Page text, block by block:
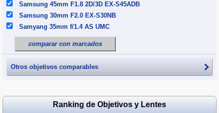
Samsung 45mm F1.8 2D/3D EX-S45ADB
Samsung 30mm F2.0 EX-S30NB
Samyang 35mm f/1.4 AS UMC
comparar con marcados
Otros objetivos comparables
Ranking de Objetivos y Lentes